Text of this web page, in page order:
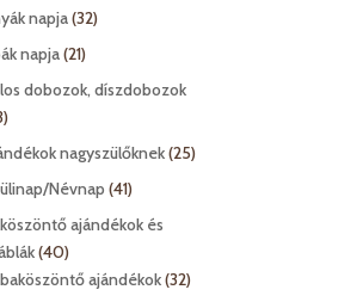
napja 3232
napja 2121
termék
dobozok, díszdobozok
23
termék nagyszülőknek 2525
Névnap 4141
termék
ajándékok és
4040
termékajándékok 3232